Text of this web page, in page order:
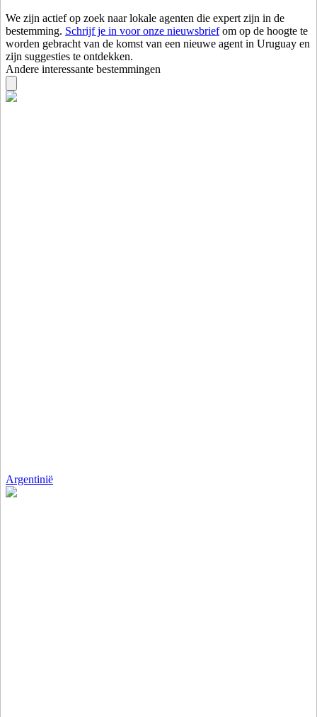
We zijn actief op zoek naar lokale agenten die expert zijn in de
bestemming. Schrijf je in voor onze nieuwsbriefom op de hoogte te
worden gebracht van de komst van een nieuwe agent in Uruguay en
zijn suggesties te ontdekken.
Andere interessante bestemmingen
Argentinië